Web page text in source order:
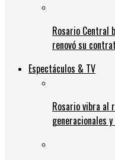
Rosario Central
renovó su
Espectáculos & TV
Rosario vibra al
generacionales